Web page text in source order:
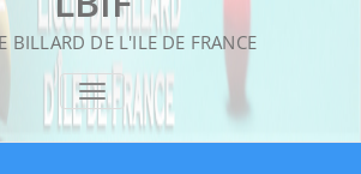
BILLARD DE L'ILE DE FRANCE
TOGGLE NAVIGATION